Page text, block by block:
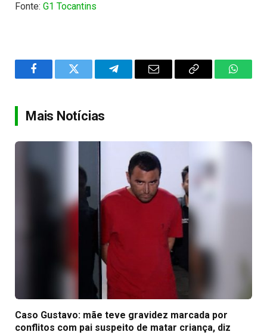
Fonte: G1 Tocantins
FacebookTwitter TelegramEmail
Copy
Mais Notícias
Caso Gustavo: mãe teve gravidez marcada por
conflitos com pai suspeito de matar criança, diz